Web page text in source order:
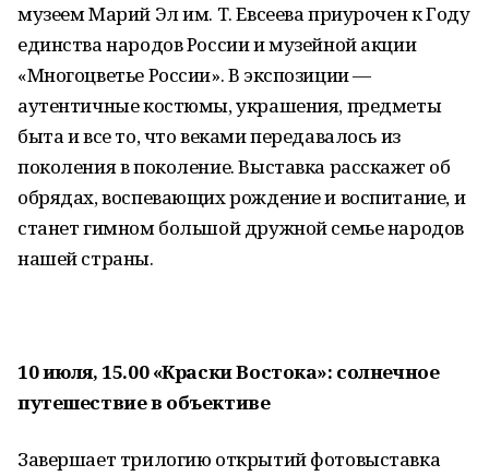
музеем Марий Эл им. Т. Евсеева приурочен к Году
единства народов России и музейной акции
«Многоцветье России». В экспозиции —
аутентичные костюмы, украшения, предметы
быта и все то, что веками передавалось из
поколения в поколение. Выставка расскажет об
обрядах, воспевающих рождение и воспитание, и
станет гимном большой дружной семье народов
нашей страны.
10 июля, 15.00 «Краски Востока»: солнечное
путешествие в объективе
Завершает трилогию открытий фотовыставка